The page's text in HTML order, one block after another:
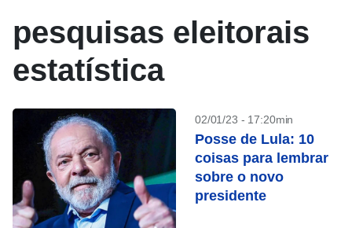
pesquisas eleitorais
estatística
02/01/23 - 17:20min
Posse de Lula: 10
coisas para lembrar
sobre o novo
presidente